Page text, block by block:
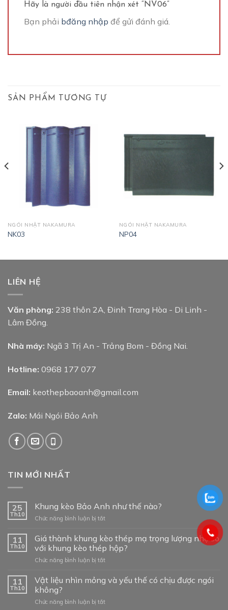
Hãy là người đầu tiên nhận xét “NV06”
Bạn phải bđăng nhập để gửi đánh giá.
SẢN PHẨM TƯƠNG TỰ
NGÓI NHẬT NAKAMURA
NK03
NGÓI NHẬT NAKAMURA
NP04
LIÊN HỆ
Văn phòng: 238 thôn 2A, Đinh Trang Hòa - Di Linh -
Lâm Đồng.
Nhà máy: Ngã 3 Trị An - Trảng Bom - Đồng Nai.
Hotline: 0968 177 077
Email: keothepbaoanh@gmail.com
Zalo: Mái Ngói Bảo Anh
TIN MỚI NHẤT
25
Th10
Khung kèo Bảo Anh như thế nào?
Chức năng bình luận bị tắtở
kèo
Bảo
Anh
như
nào?
11
Th10
Giá thành khung kèo thép mạ trọng lượng nhẹ so
với khung kèo thép hộp?
Chức năng bình luận bị tắtở
thành
khung
thép
11
Th10
Vật liệu nhìn mỏng và yếu thế có chịu được ngói
không?
Chức năng bình luận bị tắtở